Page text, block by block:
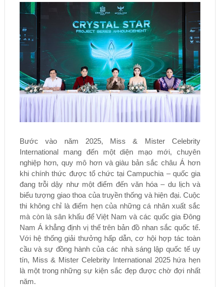
Bước vào năm 2025, Miss & Mister Celebrity
International mang đến một diện mạo mới, chuyên
nghiệp hơn, quy mô hơn và giàu bản sắc châu Á hơn
khi chính thức được tổ chức tại Campuchia – quốc gia
đang trỗi dậy như một điểm đến văn hóa – du lịch và
biểu tượng giao thoa của truyền thống và hiện đại. Cuộc
thi không chỉ là điểm hẹn của những cá nhân xuất sắc
mà còn là sân khấu để Việt Nam và các quốc gia Đông
Nam Á khẳng định vị thế trên bản đồ nhan sắc quốc tế.
Với hệ thống giải thưởng hấp dẫn, cơ hội hợp tác toàn
cầu và sự đồng hành của các nhà sáng lập quốc tế uy
tín, Miss & Mister Celebrity International 2025 hứa hẹn
là một trong những sự kiện sắc đẹp được chờ đợi nhất
năm.